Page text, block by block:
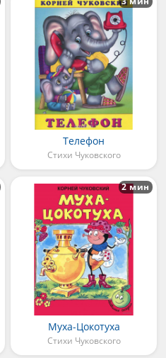
Телефон
Стихи Чуковского
Муха-Цокотуха
Стихи Чуковского
2 мин